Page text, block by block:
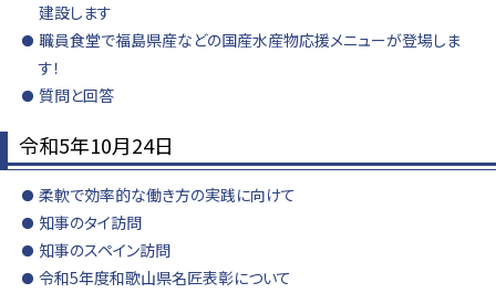
建設します
職員食堂で福島県産などの国産水産物応援メニューが登場しま
す！
質問と回答
令和5年10月24日
柔軟で効率的な働き方の実践に向けて
知事のタイ訪問
知事のスペイン訪問
令和5年度和歌山県名匠表彰について